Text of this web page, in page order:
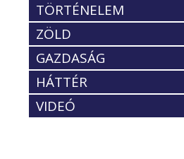
TÖRTÉNELEM
ZÖLD
GAZDASÁG
HÁTTÉR
VIDEÓ